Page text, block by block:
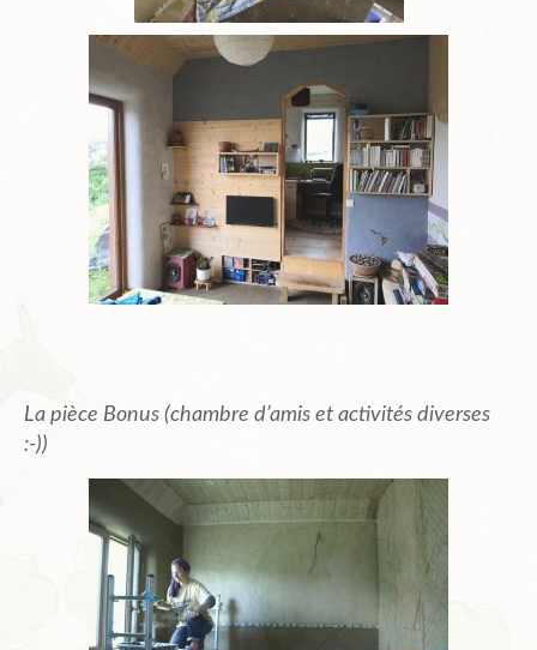
La pièce Bonus (chambre d’amis et activités diverses
:-))